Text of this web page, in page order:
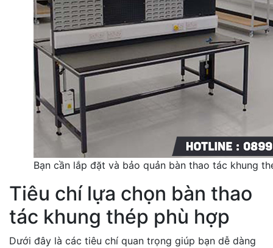
Bạn cần lắp đặt và bảo quản bàn thao tác khung
Tiêu chí lựa chọn bàn thao
tác khung thép phù hợp
Dưới đây là các tiêu chí quan trọng giúp bạn dễ dàng